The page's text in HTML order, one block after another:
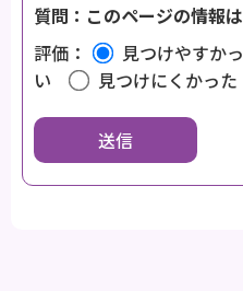
質問：このページの情報
評価：
見つけやすか
い
見つけにくかった